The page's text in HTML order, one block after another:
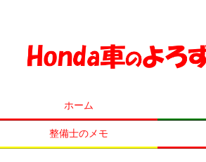
ホーム
整備士のメモ